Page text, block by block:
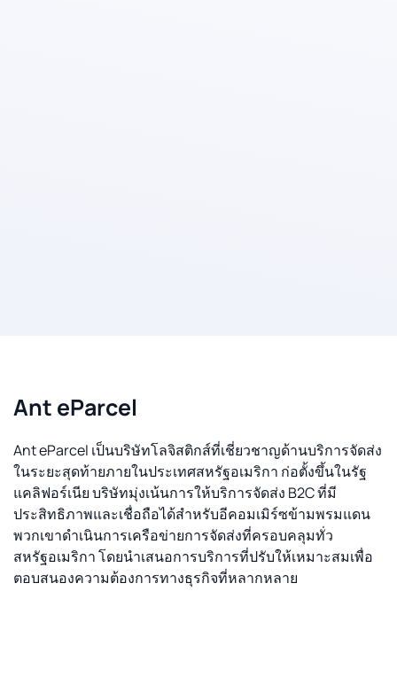
Ant eParcel
Ant eParcel เป็นบริษัทโลจิสติกส์ที่เชี่ยวชาญด้านบริการจัดส่ง
ในระยะสุดท้ายภายในประเทศสหรัฐอเมริกา ก่อตั้งขึ้นในรัฐ
แคลิฟอร์เนีย บริษัทมุ่งเน้นการให้บริการจัดส่ง B2C ที่มี
ประสิทธิภาพและเชื่อถือได้สำหรับอีคอมเมิร์ซข้ามพรมแดน
พวกเขาดำเนินการเครือข่ายการจัดส่งที่ครอบคลุมทั่ว
สหรัฐอเมริกา โดยนำเสนอการบริการที่ปรับให้เหมาะสมเพื่อ
ตอบสนองความต้องการทางธุรกิจที่หลากหลาย